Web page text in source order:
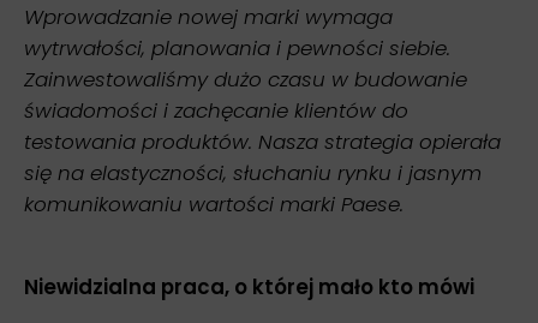
Wprowadzanie nowej marki wymaga
wytrwałości, planowania i pewności siebie.
Zainwestowaliśmy dużo czasu w budowanie
świadomości i zachęcanie klientów do
testowania produktów. Nasza strategia opierała
się na elastyczności, słuchaniu rynku i jasnym
komunikowaniu wartości marki Paese.
Niewidzialna praca, o której mało kto mówi